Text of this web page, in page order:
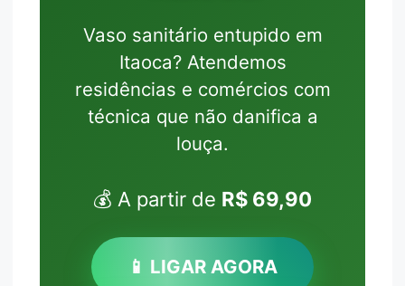
Vaso sanitário entupido em
Itaoca? Atendemos
residências e comércios com
técnica que não danifica a
louça.
💰 A partir de R$ 69,90
📱 LIGAR AGORA